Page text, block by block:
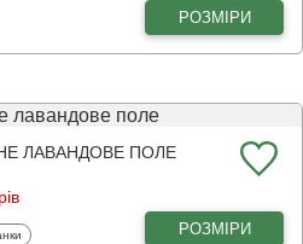
РОЗМІРИ
ЛАВАНДОВЕ ПОЛЕ
РОЗМІРИ